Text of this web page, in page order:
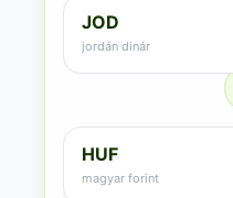
JOD
jordán dinár
HUF
magyar forint